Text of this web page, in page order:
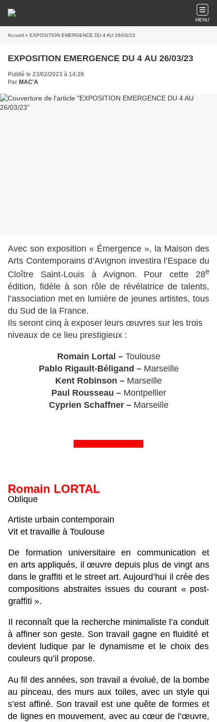
MENU
Accueil » EXPOSITION EMERGENCE DU 4 AU 26/03/23
EXPOSITION EMERGENCE DU 4 AU 26/03/23
Publié le 23/02/2023 à 14:26
Par MAC'A
Avec son exposition « Émergence », la Maison des
Arts Contemporains d’Avignon investira l’Espace du
Cloître Saint-Louis à Avignon. Pour cette 28e
édition, fidèle à son rôle de révélatrice de talents,
l’association met en lumière de jeunes artistes, tous
du Sud de la France.
Ils seront cinq à exposer leurs œuvres sur les trois
niveaux de ce lieu prestigieux :
Romain Lortal – Toulouse
Pablo Rigault-Béligand – Marseille
Kent Robinson – Marseille
Paul Rousseau – Montpellier
Cyprien Schaffner – Marseille
Romain LORTAL
Oblique
Artiste urbain contemporain
Vit et travaille à Toulouse
De formation universitaire en communication et
en arts appliqués, il œuvre depuis plus de vingt ans
dans le graffiti et le street art. Aujourd’hui il crée des
compositions abstraites issues du courant « post-
graffiti ».
Il reconnaît que la recherche minimaliste l’a conduit
à affiner son geste. Son travail gagne en fluidité et
devient ludique par le dynamisme et le choix des
couleurs qu’il propose.
Au fil des années, son travail a évolué, de la bombe
au pinceau, des murs aux toiles, avec un style qui
s’est affiné. Son travail est une quête de formes et
de lignes en mouvement, avec au cœur de l’œuvre,